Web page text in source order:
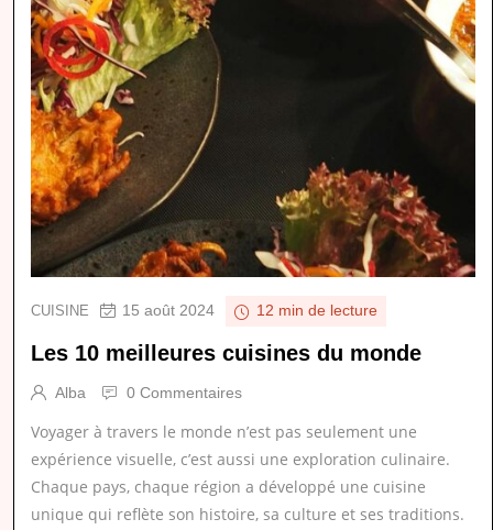
CUISINE 15 août 2024 12 min de lecture
Les 10 meilleures cuisines du monde
Alba 0 Commentaires
Voyager à travers le monde n’est pas seulement une
expérience visuelle, c’est aussi une exploration culinaire.
Chaque pays, chaque région a développé une cuisine
unique qui reflète son histoire, sa culture et ses traditions.